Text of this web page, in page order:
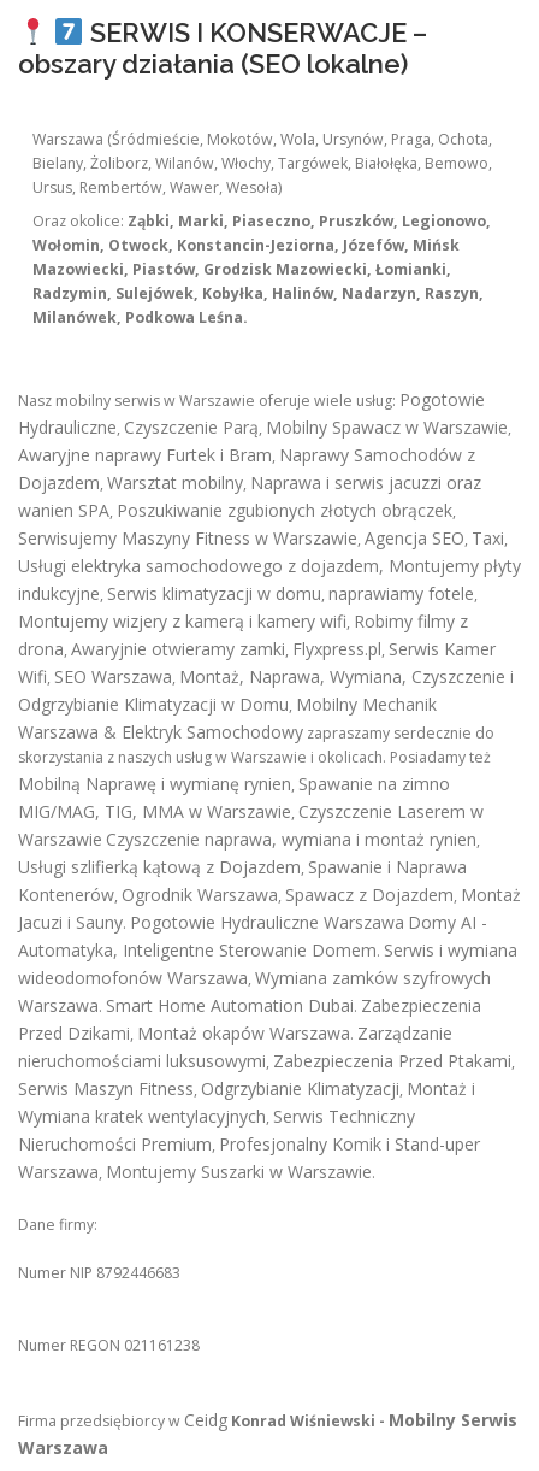
SERWIS I KONSERWACJE –
obszary działania (SEO lokalne)
Warszawa (Śródmieście, Mokotów, Wola, Ursynów, Praga, Ochota,
Bielany, Żoliborz, Wilanów, Włochy, Targówek, Białołęka, Bemowo,
Ursus, Rembertów, Wawer, Wesoła)
Oraz okolice: Ząbki, Marki, Piaseczno, Pruszków, Legionowo,
Wołomin, Otwock, Konstancin-Jeziorna, Józefów, Mińsk
Mazowiecki, Piastów, Grodzisk Mazowiecki, Łomianki,
Radzymin, Sulejówek, Kobyłka, Halinów, Nadarzyn, Raszyn,
Milanówek, Podkowa Leśna.
Nasz mobilny serwis w Warszawie oferuje wiele usług: Pogotowie
Hydrauliczne, Czyszczenie Parą, Mobilny Spawacz w Warszawie,
Awaryjne naprawy Furtek i Bram, Naprawy Samochodów z
Dojazdem, Warsztat mobilny, Naprawa i serwis jacuzzi oraz
wanien SPA, Poszukiwanie zgubionych złotych obrączek,
Serwisujemy Maszyny Fitness w Warszawie, Agencja SEO, Taxi,
Usługi elektryka samochodowego z dojazdem, Montujemy płyty
indukcyjne, Serwis klimatyzacji w domu, naprawiamy fotele,
Montujemy wizjery z kamerą i kamery wifi, Robimy filmy z
drona, Awaryjnie otwieramy zamki, Flyxpress.pl, Serwis Kamer
Wifi, SEO Warszawa, Montaż, Naprawa, Wymiana, Czyszczenie i
Odgrzybianie Klimatyzacji w Domu, Mobilny Mechanik
Warszawa & Elektryk Samochodowy zapraszamy serdecznie do
skorzystania z naszych usług w Warszawie i okolicach. Posiadamy też
Mobilną Naprawę i wymianę rynien, Spawanie na zimno
MIG/MAG, TIG, MMA w Warszawie, Czyszczenie Laserem w
Warszawie Czyszczenie naprawa, wymiana i montaż rynien,
Usługi szlifierką kątową z Dojazdem, Spawanie i Naprawa
Kontenerów, Ogrodnik Warszawa, Spawacz z Dojazdem, Montaż
Jacuzi i Sauny. Pogotowie Hydrauliczne Warszawa Domy AI -
Automatyka, Inteligentne Sterowanie Domem. Serwis i wymiana
wideodomofonów Warszawa, Wymiana zamków szyfrowych
Warszawa. Smart Home Automation Dubai. Zabezpieczenia
Przed Dzikami, Montaż okapów Warszawa. Zarządzanie
nieruchomościami luksusowymi, Zabezpieczenia Przed Ptakami,
Serwis Maszyn Fitness, Odgrzybianie Klimatyzacji, Montaż i
Wymiana kratek wentylacyjnych, Serwis Techniczny
Nieruchomości Premium, Profesjonalny Komik i Stand-uper
Warszawa, Montujemy Suszarki w Warszawie.
Dane firmy:
Numer NIP 8792446683
Numer REGON 021161238
Firma przedsiębiorcy w Ceidg Konrad Wiśniewski - Mobilny Serwis
Warszawa